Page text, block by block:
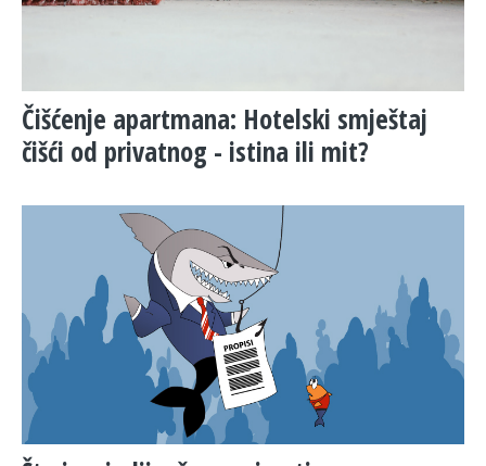
Čišćenje apartmana: Hotelski smještaj
čišći od privatnog - istina ili mit?